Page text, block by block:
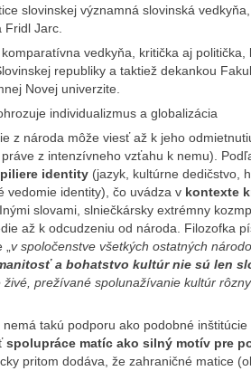
slovinskej významná slovinská vedkyňa,
Jarc.
vedkyňa, kritička aj politička,
republiky a taktiež dekankou
Novej univerzite.
individualizmus a globalizácia
z národa môže viesť až k jeho
z intenzívneho vzťahu k nemu).
identity (jazyk, kultúrne dedičstvo,
vedomie identity), čo uvádza v kontexte
. Inými slovami, slniečkársky extrémny
až k odcudzeniu od národa. Filozofka
v spoločenstve všetkých ostatných
a bohatstvo kultúr nie sú len
živé, prežívané spolunažívanie kultúr
takú podporu ako podobné inštitúcie
spolupráce matíc ako silný motív pre
pritom dodáva, že zahraničné matice